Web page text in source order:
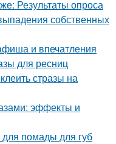
Результаты опроса
собственных
и впечатления
для ресниц
стразы на
эффекты и
для помады для губ